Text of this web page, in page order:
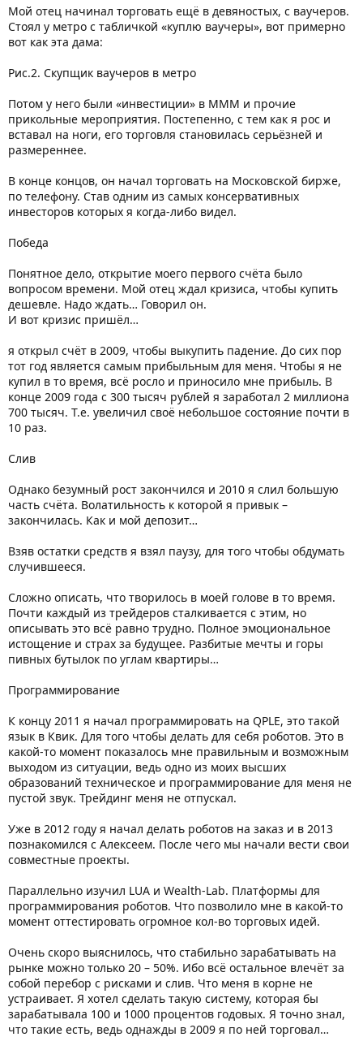
Мой отец начинал торговать ещё в девяностых, с ваучеров.
Стоял у метро с табличкой «куплю ваучеры», вот примерно
вот как эта дама:
Рис.2. Скупщик ваучеров в метро
Потом у него были «инвестиции» в МММ и прочие
прикольные мероприятия. Постепенно, с тем как я рос и
вставал на ноги, его торговля становилась серьёзней и
размереннее.
В конце концов, он начал торговать на Московской бирже,
по телефону. Став одним из самых консервативных
инвесторов которых я когда-либо видел.
Победа
Понятное дело, открытие моего первого счёта было
вопросом времени. Мой отец ждал кризиса, чтобы купить
дешевле. Надо ждать… Говорил он.
И вот кризис пришёл…
я открыл счёт в 2009, чтобы выкупить падение. До сих пор
тот год является самым прибыльным для меня. Чтобы я не
купил в то время, всё росло и приносило мне прибыль. В
конце 2009 года с 300 тысяч рублей я заработал 2 миллиона
700 тысяч. Т.е. увеличил своё небольшое состояние почти в
10 раз.
Слив
Однако безумный рост закончился и 2010 я слил большую
часть счёта. Волатильность к которой я привык –
закончилась. Как и мой депозит…
Взяв остатки средств я взял паузу, для того чтобы обдумать
случившееся.
Сложно описать, что творилось в моей голове в то время.
Почти каждый из трейдеров сталкивается с этим, но
описывать это всё равно трудно. Полное эмоциональное
истощение и страх за будущее. Разбитые мечты и горы
пивных бутылок по углам квартиры…
Программирование
К концу 2011 я начал программировать на QPLE, это такой
язык в Квик. Для того чтобы делать для себя роботов. Это в
какой-то момент показалось мне правильным и возможным
выходом из ситуации, ведь одно из моих высших
образований техническое и программирование для меня не
пустой звук. Трейдинг меня не отпускал.
Уже в 2012 году я начал делать роботов на заказ и в 2013
познакомился с Алексеем. После чего мы начали вести свои
совместные проекты.
Параллельно изучил LUA и Wealth-Lab. Платформы для
программирования роботов. Что позволило мне в какой-то
момент оттестировать огромное кол-во торговых идей.
Очень скоро выяснилось, что стабильно зарабатывать на
рынке можно только 20 – 50%. Ибо всё остальное влечёт за
собой перебор с рисками и слив. Что меня в корне не
устраивает. Я хотел сделать такую систему, которая бы
зарабатывала 100 и 1000 процентов годовых. Я точно знал,
что такие есть, ведь однажды в 2009 я по ней торговал…